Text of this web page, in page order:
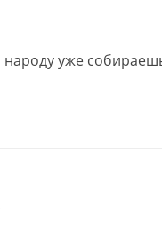
народу уже